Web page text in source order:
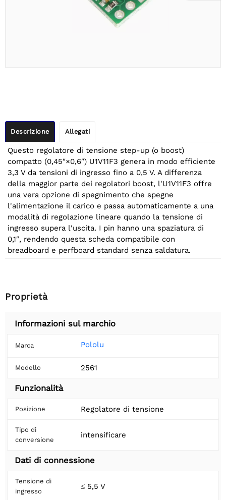
Descrizione Allegati
Questo regolatore di tensione step-up (o boost)
compatto (0,45″×0,6″) U1V11F3 genera in modo efficiente
3,3 V da tensioni di ingresso fino a 0,5 V. A differenza
della maggior parte dei regolatori boost, l'U1V11F3 offre
una vera opzione di spegnimento che spegne
l'alimentazione il carico e passa automaticamente a una
modalità di regolazione lineare quando la tensione di
ingresso supera l'uscita. I pin hanno una spaziatura di
0,1″, rendendo questa scheda compatibile con
breadboard e perfboard standard senza saldatura.
Proprietà
Informazioni sul marchio
Marca Pololu
Modello 2561
Funzionalità
Posizione Regolatore di tensione
Tipo di
conversione
intensificare
Dati di connessione
Tensione di
ingresso
≤ 5,5 V